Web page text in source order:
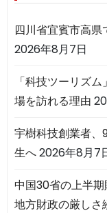
四川省宜賓市高
2026年8月7日
「科技ツーリズ
場を訪れる理由
宇樹科技創業者、
生へ2026年8月7
中国30省の上半
地方財政の厳しさ